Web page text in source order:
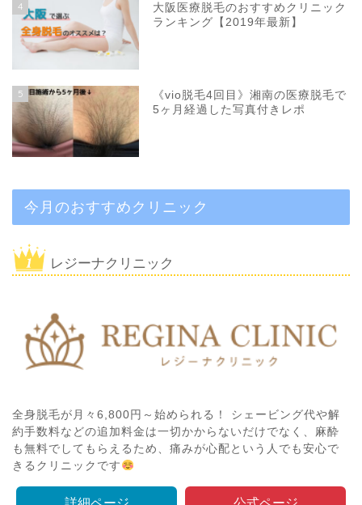
4
大阪医療脱毛のおすすめクリニック
ランキング【2019年最新】
5
《vio脱毛4回目》湘南の医療脱毛で
5ヶ月経過した写真付きレポ
今月のおすすめクリニック
レジーナクリニック
全身脱毛が月々6,800円～始められる！ シェービング代や解
約手数料などの追加料金は一切かからないだけでなく、麻酔
も無料でしてもらえるため、痛みが心配という人でも安心で
きるクリニックです